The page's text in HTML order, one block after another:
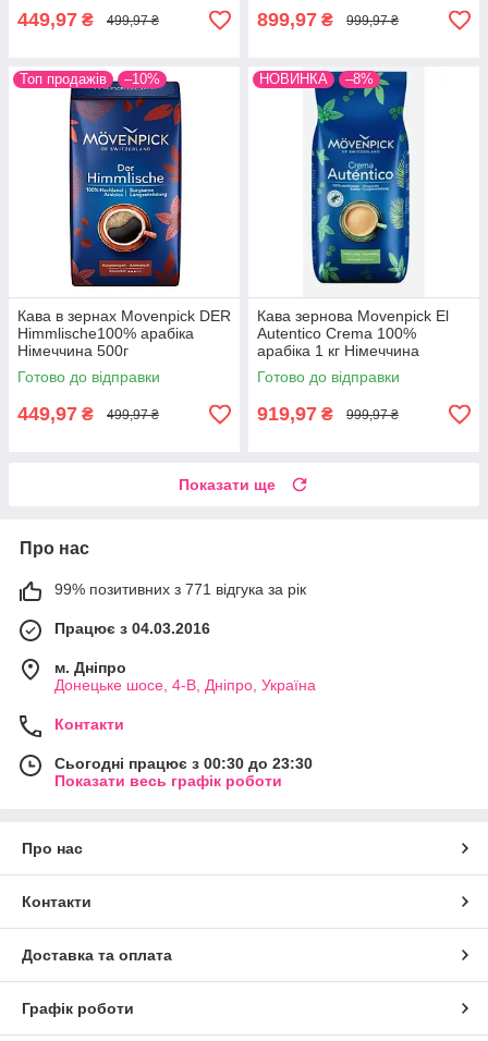
449,97 ₴ 499,97 ₴ 899,97 ₴ 999,97 ₴
Топ продажів –10%
Кава в зернах Movenpick DER
Himmlische100% арабіка
Німеччина 500г
Готово до відправки
449,97 ₴ 499,97 ₴
НОВИНКА –8%
Кава зернова Movenpick El
Autentico Crema 100%
арабіка 1 кг Німеччина
Готово до відправки
919,97 ₴ 999,97 ₴
Показати ще
Про нас
99% позитивних з 771 відгука за рік
Працює з 04.03.2016
м. Дніпро
Донецьке шосе, 4-В, Дніпро, Україна
Контакти
Сьогодні працює з 00:30 до 23:30
Показати весь графік роботи
Про нас
Контакти
Доставка та оплата
Графік роботи